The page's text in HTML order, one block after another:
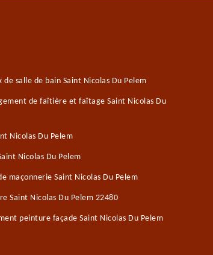
salle de bain Saint Nicolas Du Pelem
de faîtière et faîtage Saint Nicolas Du
Nicolas Du Pelem
Nicolas Du Pelem
maçonnerie Saint Nicolas Du Pelem
Saint Nicolas Du Pelem 22480
peinture façade Saint Nicolas Du Pelem